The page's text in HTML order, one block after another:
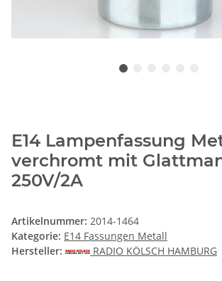
E14 Lampenfassung
verchromt mit
250V/2A
Artikelnummer: 2014-1464
Kategorie: E14 Fassungen Metall
Hersteller:
RADIO KÖLSCH HAMBURG